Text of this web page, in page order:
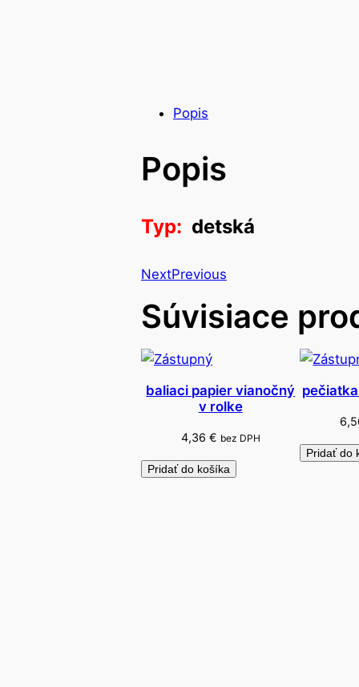
Popis
Popis
Typ: detská
NextPrevious
Súvisiace
baliaci papier vianočný
v rolke
4,36 € bez DPH
Pridať do košíka
pečiatka
Pridať do